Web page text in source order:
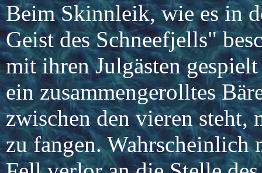
Beim Skinnleik, wie es in
Geist des Schneefjells"
mit ihren Julgästen
ein zusammengerolltes
zwischen den vieren steht,
zu fangen. Wahrscheinlich